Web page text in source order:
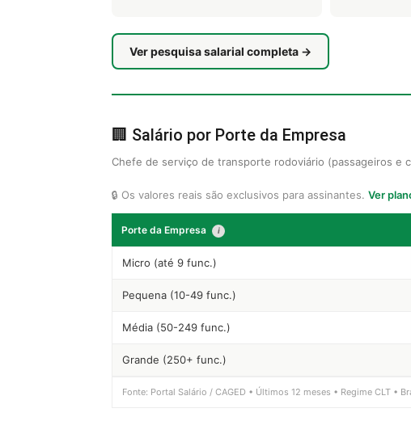
Ver pesquisa salarial completa →
🏢 Salário por Porte da Empresa
Chefe de serviço de transporte rodoviário (passageiros e
🔒 Os valores reais são exclusivos para assinantes. Ver
Porte da Empresa i
Micro (até 9 func.)
Pequena (10-49 func.)
Média (50-249 func.)
Grande (250+ func.)
Fonte: Portal Salário / CAGED • Últimos 12 meses • Regime CLT •